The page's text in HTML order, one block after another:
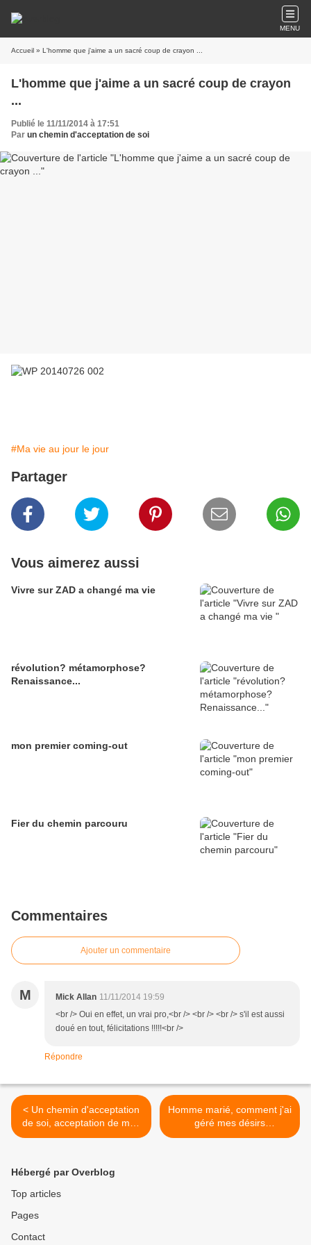
MENU
Accueil » L'homme que j'aime a un sacré coup de crayon ...
L'homme que j'aime a un sacré coup de crayon
...
Publié le 11/11/2014 à 17:51
Par un chemin d'acceptation de soi
#Ma vie au jour le jour
Partager
Vous aimerez aussi
Vivre sur ZAD a changé ma vie
révolution? métamorphose?
Renaissance...
mon premier coming-out
Fier du chemin parcouru
Commentaires
Ajouter un commentaire
M Mick Allan 11/11/2014 19:59
<br /> Oui en effet, un vrai pro,<br /> <br /> <br /> s'il est aussi
doué en tout, félicitations !!!!!<br />
Répondre
< Un chemin d'acceptation
de soi, acceptation de mon
homosexualité
Homme marié, comment j'ai
géré mes désirs
homosexuels (différemment
Hébergé par Overblog
Top articles
Pages
Contact